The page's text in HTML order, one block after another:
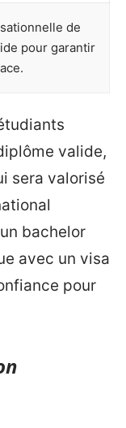
de
pour garantir
valide,
sera valorisé
bachelor
avec un visa
pour